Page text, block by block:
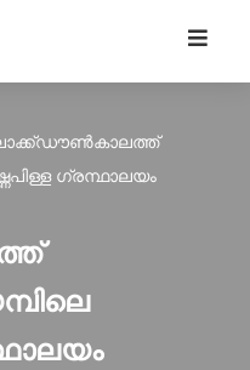
ഗ്രന്ഥാലയം